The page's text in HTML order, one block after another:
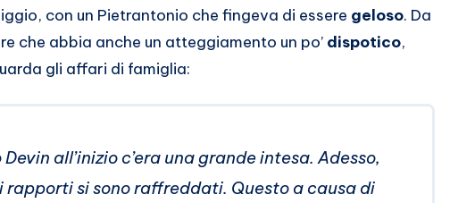
con un Pietrantonio che fingeva di essere geloso. Da
che abbia anche un atteggiamento un po’ dispotico,
gli affari di famiglia:
all’inizio c’era una grande intesa. Adesso,
rapporti si sono raffreddati. Questo a causa di